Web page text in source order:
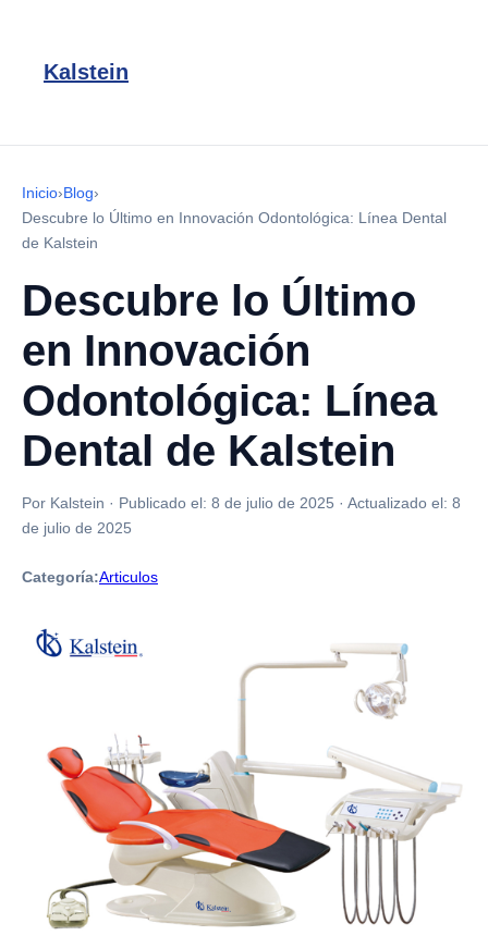
Kalstein
Inicio›Blog›
Descubre lo Último en Innovación Odontológica: Línea Dental
de Kalstein
Descubre lo Último
en Innovación
Odontológica: Línea
Dental de Kalstein
Por Kalstein · Publicado el: 8 de julio de 2025 · Actualizado el: 8
de julio de 2025
Categoría:Articulos